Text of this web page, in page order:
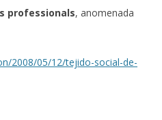
professionals, anomenada
2008/05/12/tejido-social-de-